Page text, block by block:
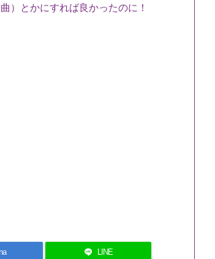
）とかにすれば良かったのに！
LINE